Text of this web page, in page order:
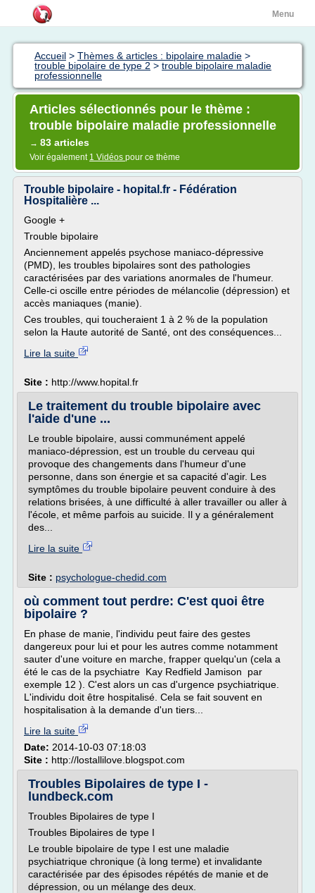
Menu
Accueil > Thèmes & articles : bipolaire maladie >
trouble bipolaire de type 2 > trouble bipolaire maladie
professionnelle
Articles sélectionnés pour le thème :
trouble bipolaire maladie professionnelle
→ 83 articles
Voir également 1 Vidéos pour ce thème
Trouble bipolaire - hopital.fr - Fédération
Hospitalière ...
Google +
Trouble bipolaire
Anciennement appelés psychose maniaco-dépressive
(PMD), les troubles bipolaires sont des pathologies
caractérisées par des variations anormales de l'humeur.
Celle-ci oscille entre périodes de mélancolie (dépression) et
accès maniaques (manie).
Ces troubles, qui toucheraient 1 à 2 % de la population
selon la Haute autorité de Santé, ont des conséquences...
Lire la suite
Site : http://www.hopital.fr
Le traitement du trouble bipolaire avec
l'aide d'une ...
Le trouble bipolaire, aussi communément appelé
maniaco-dépression, est un trouble du cerveau qui
provoque des changements dans l'humeur d'une
personne, dans son énergie et sa capacité d'agir. Les
symptômes du trouble bipolaire peuvent conduire à des
relations brisées, à une difficulté à aller travailler ou aller à
l'école, et même parfois au suicide. Il y a généralement
des...
Lire la suite
Site : psychologue-chedid.com
où comment tout perdre: C'est quoi être
bipolaire ?
En phase de manie, l'individu peut faire des gestes
dangereux pour lui et pour les autres comme notamment
sauter d'une voiture en marche, frapper quelqu'un (cela a
été le cas de la psychiatre Kay Redfield Jamison par
exemple 12 ). C'est alors un cas d'urgence psychiatrique.
L'individu doit être hospitalisé. Cela se fait souvent en
hospitalisation à la demande d'un tiers...
Lire la suite
Date: 2014-10-03 07:18:03
Site : http://lostallilove.blogspot.com
Troubles Bipolaires de type I -
lundbeck.com
Troubles Bipolaires de type I
Troubles Bipolaires de type I
Le trouble bipolaire de type I est une maladie
psychiatrique chronique (à long terme) et invalidante
caractérisée par des épisodes répétés de manie et de
dépression, ou un mélange des deux.